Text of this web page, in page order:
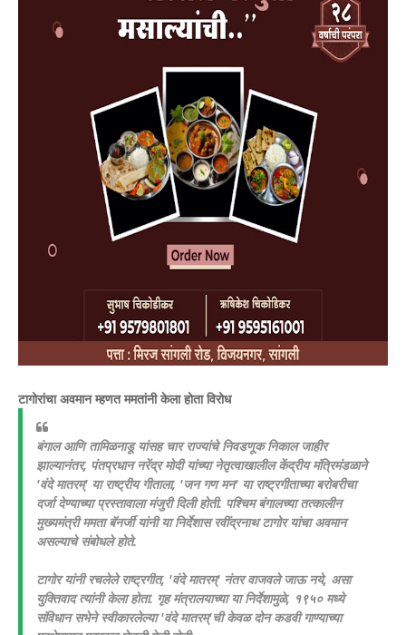
टागोरांचा अवमान म्हणत ममतांनी केला होता विरोध
बंगाल आणि तामिळनाडू यांसह चार राज्यांचे निवडणूक निकाल जाहीर
झाल्यानंतर, पंतप्रधान नरेंद्र मोदी यांच्या नेतृत्वाखालील केंद्रीय मंत्रिमंडळाने
'वंदे मातरम्' या राष्ट्रीय गीताला, 'जन गण मन' या राष्ट्रगीताच्या बरोबरीचा
दर्जा देण्याच्या प्रस्तावाला मंजुरी दिली होती. पश्चिम बंगालच्या तत्कालीन
मुख्यमंत्री ममता बॅनर्जी यांनी या निर्देशास रवींद्रनाथ टागोर यांचा अवमान
असल्याचे संबोधले होते.
टागोर यांनी रचलेले राष्ट्रगीत, 'वंदे मातरम्' नंतर वाजवले जाऊ नये, असा
युक्तिवाद त्यांनी केला होता. गृह मंत्रालयाच्या या निर्देशामुळे, १९५० मध्ये
संविधान सभेने स्वीकारलेल्या 'वंदे मातरम्'ची केवळ दोन कडवी गाण्याच्या